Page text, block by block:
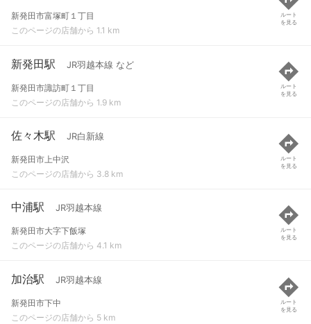
新発田市富塚町１丁目
このページの店舗から 1.1 km
ルート
を見る
新発田駅 JR羽越本線 など
新発田市諏訪町１丁目
このページの店舗から 1.9 km
ルート
を見る
佐々木駅 JR白新線
新発田市上中沢
このページの店舗から 3.8 km
ルート
を見る
中浦駅 JR羽越本線
新発田市大字下飯塚
このページの店舗から 4.1 km
ルート
を見る
加治駅 JR羽越本線
新発田市下中
このページの店舗から 5 km
ルート
を見る